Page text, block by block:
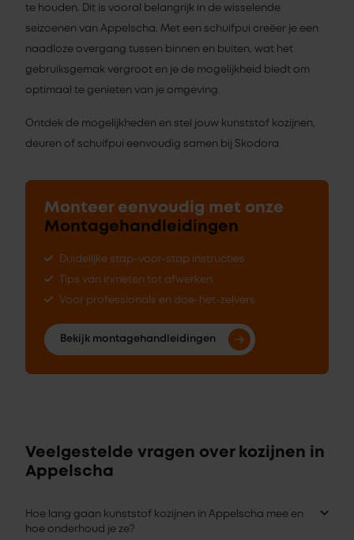
te houden. Dit is vooral belangrijk in de wisselende
seizoenen van Appelscha. Met een schuifpui creëer je een
naadloze overgang tussen binnen en buiten, wat het
gebruiksgemak vergroot en je de mogelijkheid biedt om
optimaal te genieten van je omgeving.
Ontdek de mogelijkheden en stel jouw kunststof kozijnen,
deuren of schuifpui eenvoudig samen bij Skodora.
Monteer eenvoudig met onze
Montagehandleidingen
Duidelijke stap-voor-stap instructies
Tips van inmeten tot afwerken
Voor professionals en doe-het-zelvers
Bekijk montagehandleidingen
Veelgestelde vragen over kozijnen in
Appelscha
Hoe lang gaan kunststof kozijnen in Appelscha mee en
hoe onderhoud je ze?